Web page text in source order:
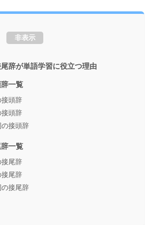
非表示
辞が単語学習に役立つ理由
一覧
頭辞
頭辞
接頭辞
一覧
尾辞
尾辞
接尾辞